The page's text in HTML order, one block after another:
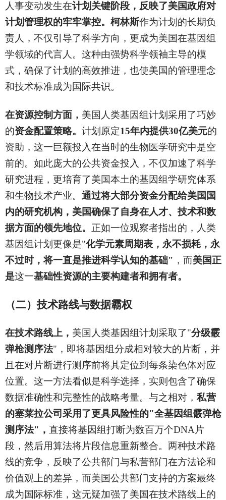
人事变动发生在计划关键阶段，反映了美国政府对
计划管理权的牢牢掌控。柯林斯作为计划的长期负
责人，不仅引导了科学方向，更成为美国在基因组
学领域的代言人。这种由强势科学领袖主导的模
式，确保了计划的高效推进，也使美国的管理理念
和技术标准成为国际共识。
在资源控制方面， 美国人类基因组计划采用了巧妙
的资金配置策略。 计划原定15年内提供30亿美元的
资助，这一巨额投入在当时的生物医学研究中是空
前的。如此庞大的公共资金投入，不仅加速了科学
研究进程，更培育了美国本土的基因组学研究体系
和生物技术产业。 通过将大部分资金分配给美国国
内的研究机构，美国确保了自身在人才、技术和数
据方面的领先地位。 正如一位观察者指出的，人类
基因组计划更像是"化学元素周期表，永不损耗，永
不过时，将一直是推进科学认知的基础" ，而美国正
是这一基础性资源的主要构建者和拥有者。
（二）技术路线与数据霸权
在技术路线上， 美国人类基因组计划采取了"分级霰
弹枪测序法"，即将基因组分成相对较大的片断，并
且在对片断进行测序前将其定位到每条染色体对应
位置。这一方法看似是科学选择，实则包含了确保
数据准确性和完整性的战略考量。与之相对， 私营
的塞莱拉公司采用了更具风险性的"全基因组霰弹枪
测序法"， 直接将基因组打断为数百万个DNA片
段，然后用算法将片段信息重新整合。两种技术路
线的竞争，反映了公共部门与私营部门在方法论和
价值观上的差异，而美国公共部门支持的方案最终
成为国际标准，这无疑加强了美国在技术路线上的